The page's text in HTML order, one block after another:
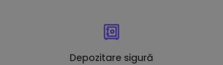
Depozitare sigură